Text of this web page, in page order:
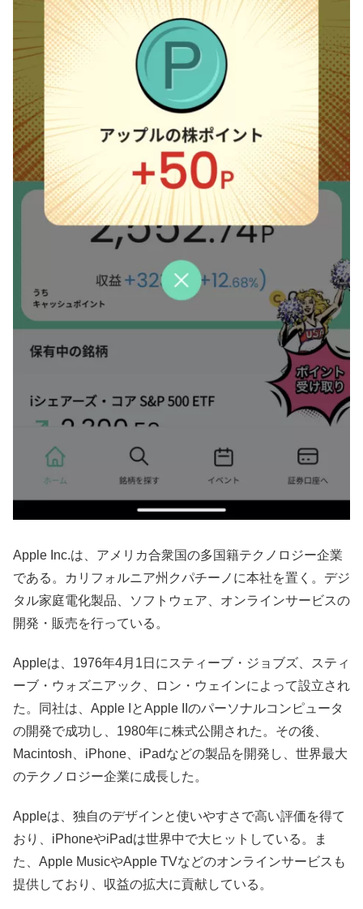
Apple Inc.は、アメリカ合衆国の多国籍テクノロジー企業
である。カリフォルニア州クパチーノに本社を置く。デジ
タル家庭電化製品、ソフトウェア、オンラインサービスの
開発・販売を行っている。
Appleは、1976年4月1日にスティーブ・ジョブズ、スティ
ーブ・ウォズニアック、ロン・ウェインによって設立され
た。同社は、Apple IとApple IIのパーソナルコンピュータ
の開発で成功し、1980年に株式公開された。その後、
Macintosh、iPhone、iPadなどの製品を開発し、世界最大
のテクノロジー企業に成長した。
Appleは、独自のデザインと使いやすさで高い評価を得て
おり、iPhoneやiPadは世界中で大ヒットしている。ま
た、Apple MusicやApple TVなどのオンラインサービスも
提供しており、収益の拡大に貢献している。